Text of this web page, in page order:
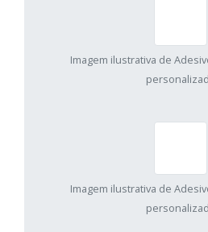
Imagem ilustrativa de
Imagem ilustrativa de